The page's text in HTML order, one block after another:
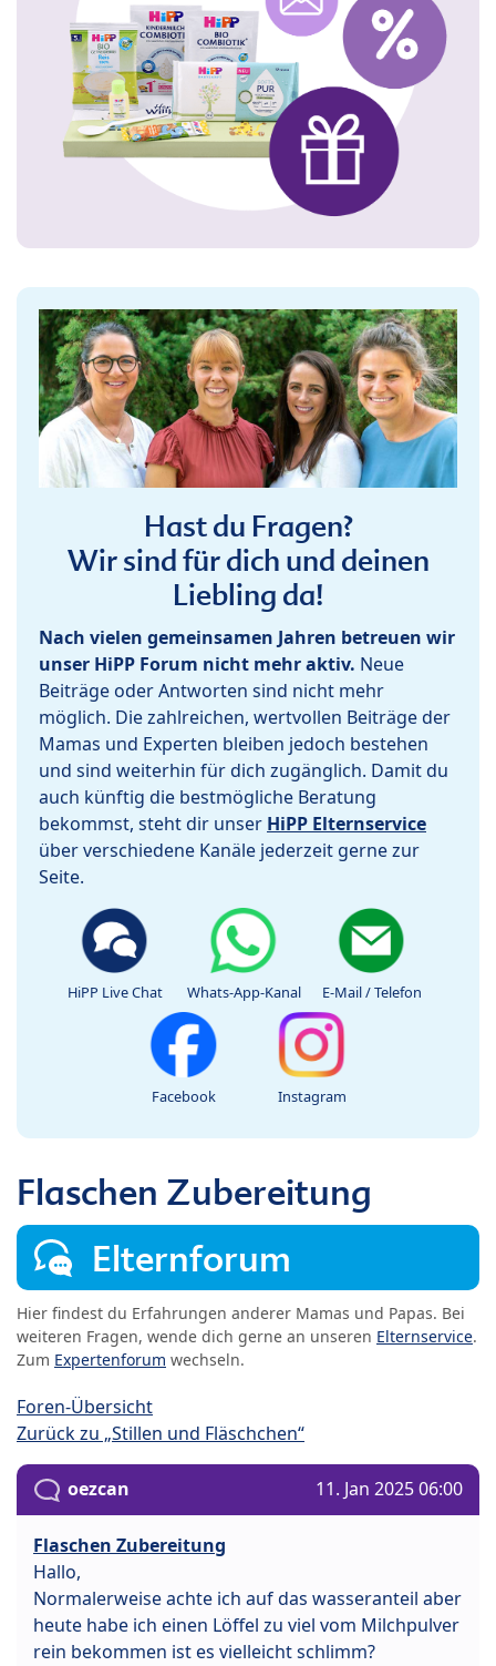
Hast du Fragen?
Wir sind für dich und deinen
Liebling da!
Nach vielen gemeinsamen Jahren betreuen wir
unser HiPP Forum nicht mehr aktiv. Neue
Beiträge oder Antworten sind nicht mehr
möglich. Die zahlreichen, wertvollen Beiträge der
Mamas und Experten bleiben jedoch bestehen
und sind weiterhin für dich zugänglich. Damit du
auch künftig die bestmögliche Beratung
bekommst, steht dir unser HiPP Elternservice
über verschiedene Kanäle jederzeit gerne zur
Seite.
HiPP Live Chat Whats-App-Kanal E-Mail / Telefon
Facebook Instagram
Flaschen Zubereitung
Elternforum
Hier findest du Erfahrungen anderer Mamas und Papas. Bei
weiteren Fragen, wende dich gerne an unseren Elternservice.
Zum Expertenforum wechseln.
Foren-Übersicht
Zurück zu „Stillen und Fläschchen“
oezcan 11. Jan 2025 06:00
Flaschen Zubereitung
Hallo,
Normalerweise achte ich auf das wasseranteil aber
heute habe ich einen Löffel zu viel vom Milchpulver
rein bekommen ist es vielleicht schlimm?